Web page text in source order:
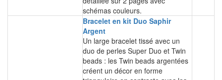
schémas couleurs.
Bracelet en kit Duo Saphir
Argent
Un large bracelet tissé avec un
duo de perles Super Duo et Twin
beads : les Twin beads argentées
créent un décor en forme